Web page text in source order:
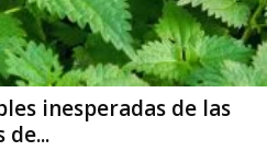
inesperadas de las